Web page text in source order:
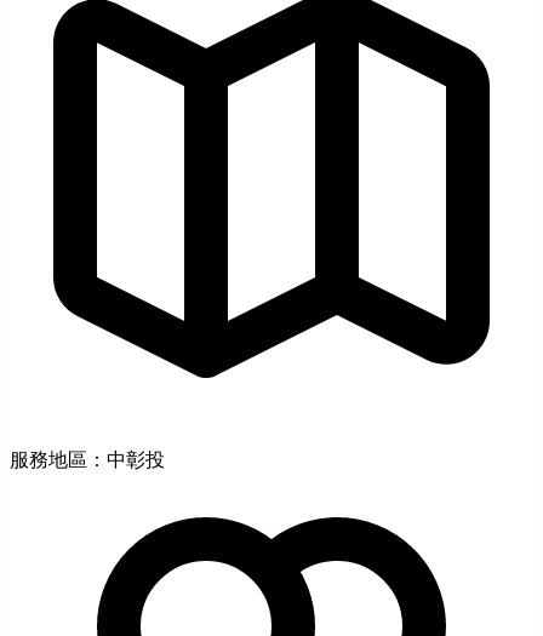
服務地區：中彰投